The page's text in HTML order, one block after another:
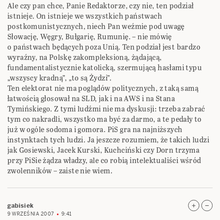
Ale czy pan chce, Panie Redaktorze, czy nie, ten podział
istnieje. On istnieje we wszystkich państwach
postkomunistycznych, niech Pan weźmie pod uwagę
Słowację, Węgry, Bułgarię, Rumunię. – nie mówię
o państwach będących poza Unią. Ten podział jest bardzo
wyraźny, na Polskę zakompleksioną, żądającą,
fundamentalistycznie katolicką, szermującą hasłami typu
„wszyscy kradną”, „to są Żydzi”.
Ten elektorat nie ma poglądów politycznych, z taką samą
łatwością głosował na SLD, jak i na AWS i na Stana
Tymińskiego. Z tymi ludźmi nie ma dyskusji: trzeba zabrać
tym co nakradli, wszystko ma być za darmo, a te pedały to
już w ogóle sodoma i gomora. PiS gra na najniższych
instynktach tych ludzi. Ja jeszcze rozumiem, że takich ludzi
jak Gosiewski, Jacek Kurski, Kuchciński czy Dorn trzyma
przy PiSie żądza władzy, ale co robią intelektualiści wśród
zwolenników – zaiste nie wiem.
gabisiek
9 WRZEŚNIA 2007 9:41